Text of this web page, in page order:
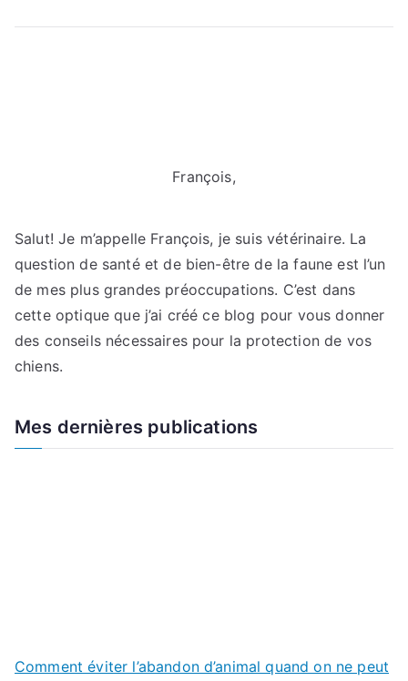
François,
Salut! Je m’appelle François, je suis vétérinaire. La
question de santé et de bien-être de la faune est l’un
de mes plus grandes préoccupations. C’est dans
cette optique que j’ai créé ce blog pour vous donner
des conseils nécessaires pour la protection de vos
chiens.
Mes dernières publications
Comment éviter l’abandon d’animal quand on ne peut